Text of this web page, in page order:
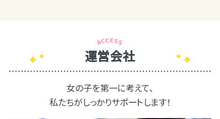
運営会社
女の子を第一に考えて、
私たちがしっかりサポートします！